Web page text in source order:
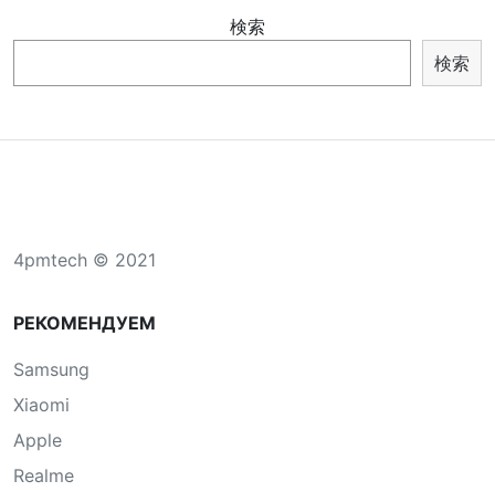
検索
検索
4pmtech © 2021
РЕКОМЕНДУЕМ
Samsung
Xiaomi
Apple
Realme